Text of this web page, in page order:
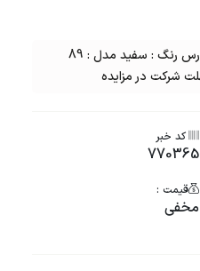
مزایده خودرو یک دستگاه پژو پارس رنگ : سفید مدل : 89
کد خبر
770365
قیمت :
مخفی